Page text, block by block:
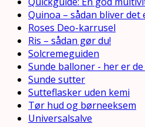
Quinoa – sådan bliver det
Roses Deo-karrusel
Ris – sådan gør du!
Solcremeguiden
Sunde balloner - her er
Sunde sutter
Sutteflasker uden kemi
Tør hud og børneeksem
Universalsalve